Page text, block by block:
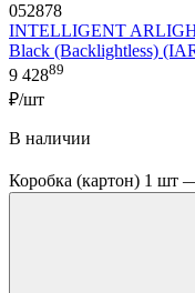
052878
INTELLIGENT
Black (Backlightless)
9 42889
₽/шт
В наличии
Коробка (картон) 1 шт